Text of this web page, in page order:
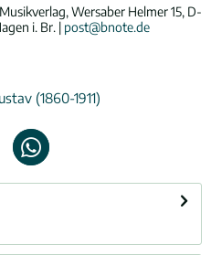
Wersaber Helmer 15, D-
i. Br. | post@bnote.de
(1860-1911)